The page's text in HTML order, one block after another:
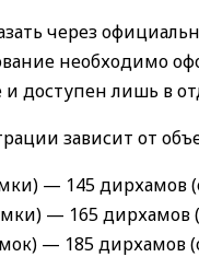
через
необходимо
доступен лишь в
зависит от
— 145 дирхамов
— 165 дирхамов
— 185 дирхамов